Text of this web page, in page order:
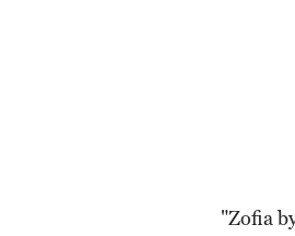
"Zofia